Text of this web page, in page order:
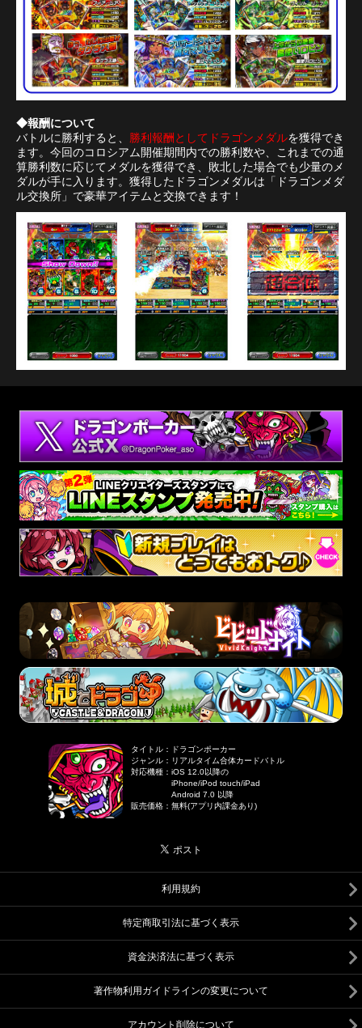
◆報酬について
バトルに勝利すると、 勝利報酬としてドラゴンメダルを獲得でき
ます。今回のコロシアム開催期間内での勝利数や、これまでの通
算勝利数に応じてメダルを獲得でき、敗北した場合でも少量のメ
ダルが手に入ります。獲得したドラゴンメダルは「ドラゴンメダ
ル交換所」で豪華アイテムと交換できます！
タイトル ：
ドラゴンポーカー
ジャンル ： リアルタイム合体カードバトル
対応機種 ：iOS 12.0以降の
iPhone/iPod touch/iPad
Android 7.0 以降
販売価格 ：無料(アプリ内課金あり)
利用規約
特定商取引法に基づく表示
資金決済法に基づく表示
著作物利用ガイドラインの変更について
アカウント削除について